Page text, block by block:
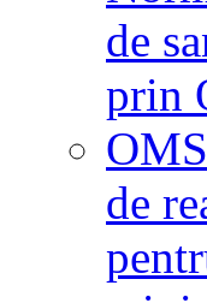
de
prin
de